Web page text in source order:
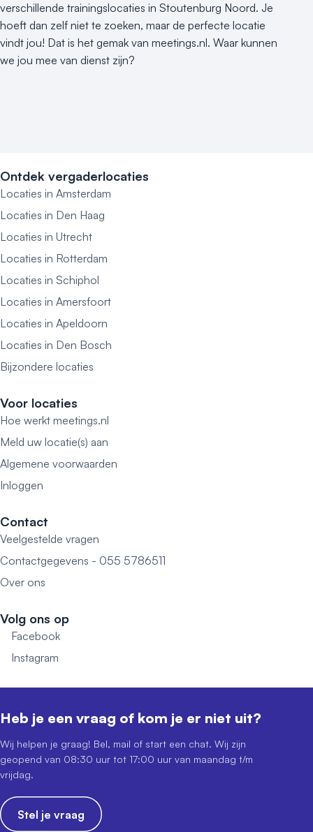
verschillende trainingslocaties in Stoutenburg Noord. Je
hoeft dan zelf niet te zoeken, maar de perfecte locatie
vindt jou! Dat is het gemak van meetings.nl. Waar kunnen
we jou mee van dienst zijn?
Ontdek vergaderlocaties
Locaties in Amsterdam
Locaties in Den Haag
Locaties in Utrecht
Locaties in Rotterdam
Locaties in Schiphol
Locaties in Amersfoort
Locaties in Apeldoorn
Locaties in Den Bosch
Bijzondere locaties
Voor locaties
Hoe werkt meetings.nl
Meld uw locatie(s) aan
Algemene voorwaarden
Inloggen
Contact
Veelgestelde vragen
Contactgegevens - 055 5786511
Over ons
Volg ons op
Facebook
Instagram
Heb je een vraag of kom je er niet uit?
Wij helpen je graag! Bel, mail of start een chat. Wij zijn
geopend van 08:30 uur tot 17:00 uur van maandag t/m
vrijdag.
Stel je vraag